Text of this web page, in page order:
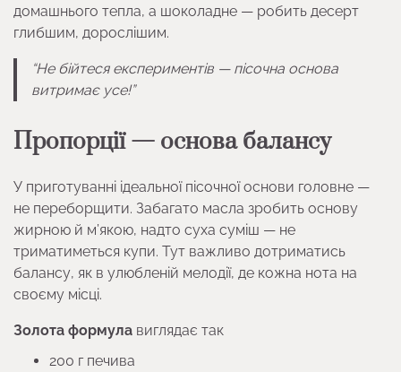
домашнього тепла, а шоколадне — робить десерт
глибшим, дорослішим.
“Не бійтеся експериментів — пісочна основа
витримає усе!”
Пропорції — основа балансу
У приготуванні ідеальної пісочної основи головне —
не переборщити. Забагато масла зробить основу
жирною й м’якою, надто суха суміш — не
триматиметься купи. Тут важливо дотриматись
балансу, як в улюбленій мелодії, де кожна нота на
своєму місці.
Золота формула виглядає так
200 г печива